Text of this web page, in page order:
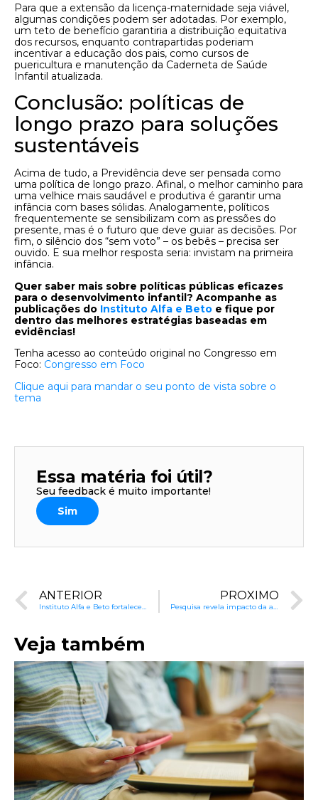
Para que a extensão da licença-maternidade seja viável,
algumas condições podem ser adotadas. Por exemplo,
um teto de benefício garantiria a distribuição equitativa
dos recursos, enquanto contrapartidas poderiam
incentivar a educação dos pais, como cursos de
puericultura e manutenção da Caderneta de Saúde
Infantil atualizada.
Conclusão: políticas de
longo prazo para soluções
sustentáveis
Acima de tudo, a Previdência deve ser pensada como
uma política de longo prazo. Afinal, o melhor caminho para
uma velhice mais saudável e produtiva é garantir uma
infância com bases sólidas. Analogamente, políticos
frequentemente se sensibilizam com as pressões do
presente, mas é o futuro que deve guiar as decisões. Por
fim, o silêncio dos “sem voto” – os bebês – precisa ser
ouvido. E sua melhor resposta seria: invistam na primeira
infância.
Quer saber mais sobre políticas públicas eficazes
para o desenvolvimento infantil? Acompanhe as
publicações do Instituto Alfa e Beto e fique por
dentro das melhores estratégias baseadas em
evidências!
Tenha acesso ao conteúdo original no Congresso em
Foco: Congresso em Foco
Clique aqui para mandar o seu ponto de vista sobre o
tema
Essa matéria foi útil?
Seu feedback é muito importante!
Sim
ANTERIOR PRÓXIMO
Veja também